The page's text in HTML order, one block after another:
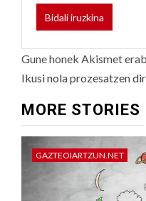
Gune honek Akismet
Ikusi nola prozesatzen
MORE STORIES
GAZTEOIARTZUN.NET